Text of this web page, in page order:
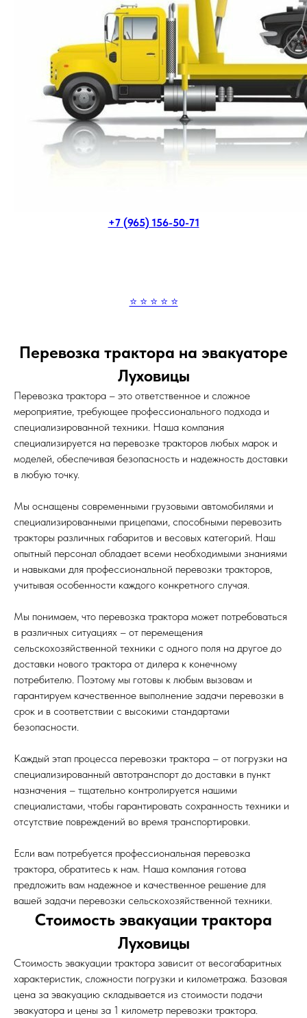
+7 (965) 156-50-71
⭐ ⭐ ⭐ ⭐ ⭐
Перевозка трактора на эвакуаторе
Луховицы
Перевозка трактора – это ответственное и сложное
мероприятие, требующее профессионального подхода и
специализированной техники. Наша компания
специализируется на перевозке тракторов любых марок и
моделей, обеспечивая безопасность и надежность доставки
в любую точку.
Мы оснащены современными грузовыми автомобилями и
специализированными прицепами, способными перевозить
тракторы различных габаритов и весовых категорий. Наш
опытный персонал обладает всеми необходимыми знаниями
и навыками для профессиональной перевозки тракторов,
учитывая особенности каждого конкретного случая.
Мы понимаем, что перевозка трактора может потребоваться
в различных ситуациях – от перемещения
сельскохозяйственной техники с одного поля на другое до
доставки нового трактора от дилера к конечному
потребителю. Поэтому мы готовы к любым вызовам и
гарантируем качественное выполнение задачи перевозки в
срок и в соответствии с высокими стандартами
безопасности.
Каждый этап процесса перевозки трактора – от погрузки на
специализированный автотранспорт до доставки в пункт
назначения – тщательно контролируется нашими
специалистами, чтобы гарантировать сохранность техники и
отсутствие повреждений во время транспортировки.
Если вам потребуется профессиональная перевозка
трактора, обратитесь к нам. Наша компания готова
предложить вам надежное и качественное решение для
вашей задачи перевозки сельскохозяйственной техники.
Стоимость эвакуации трактора
Луховицы
Стоимость эвакуации трактора зависит от весогабаритных
характеристик, сложности погрузки и километража. Базовая
цена за эвакуацию складывается из стоимости подачи
эвакуатора и цены за 1 километр перевозки трактора.